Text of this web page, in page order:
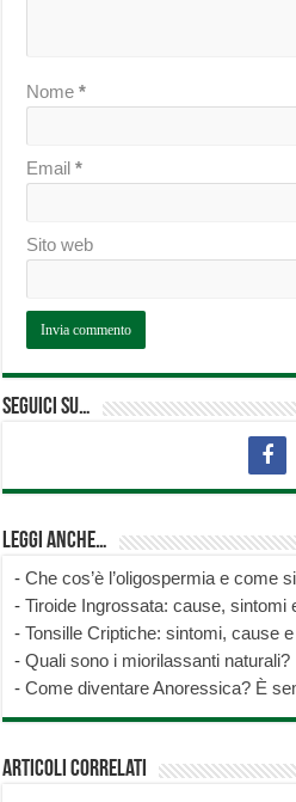
Nome*
Email*
Sito web
Seguici su…
Leggi anche…
-Che cos’è l’oligospermia e come
-Tiroide Ingrossata: cause, sintomi
-Tonsille Criptiche: sintomi, cause
-Quali sono i miorilassanti naturali?
-Come diventare Anoressica? È
Articoli correlati